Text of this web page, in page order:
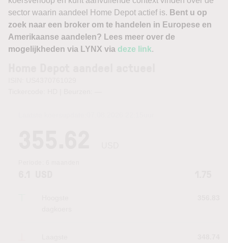
sector waarin aandeel Home Depot actief is. Bent u op
zoek naar een broker om te handelen in Europese en
Amerikaanse aandelen? Lees meer over de
mogelijkheden via LYNX via deze link.